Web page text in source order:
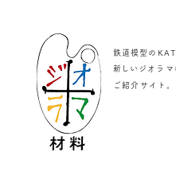
鉄道模型の
新しいジオラマ
ご紹介サイト